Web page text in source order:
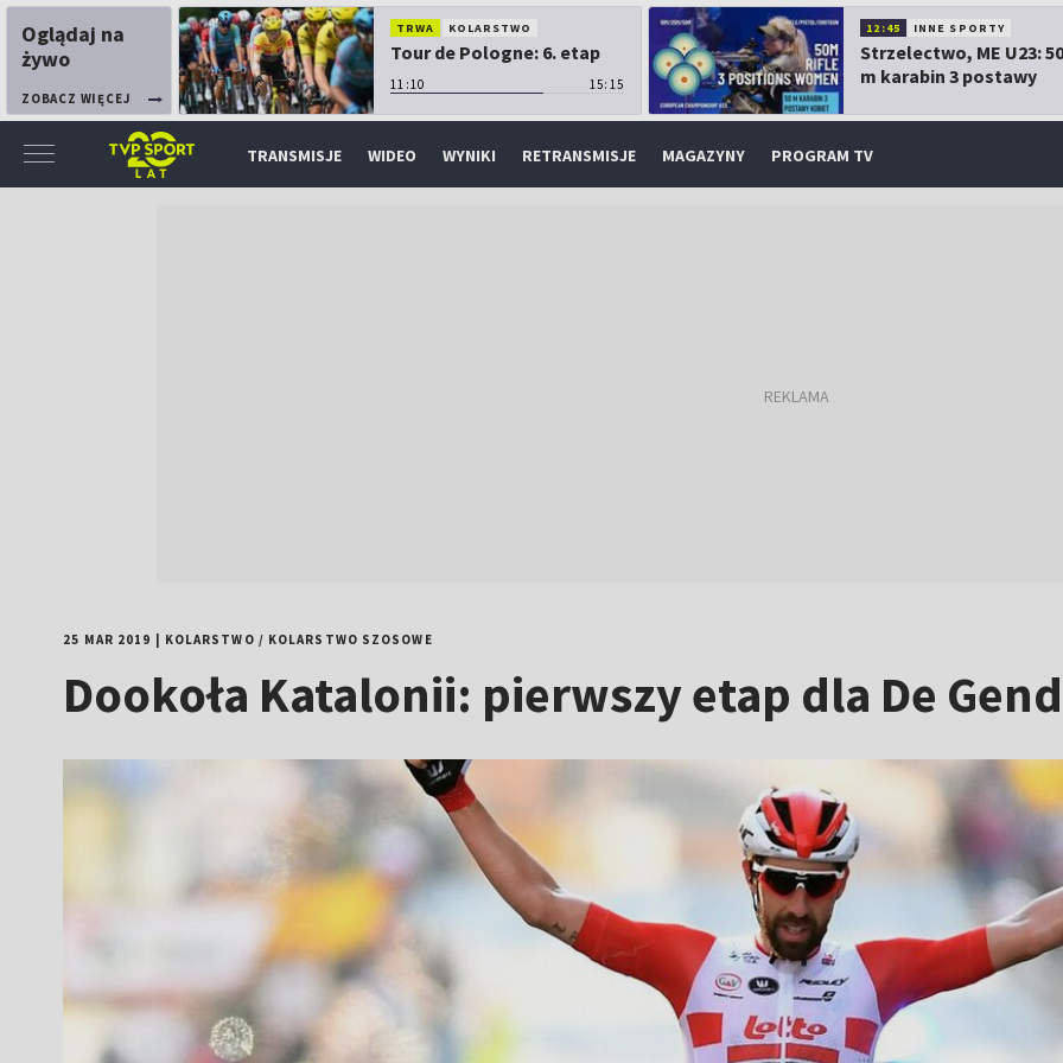
Oglądaj na
żywo
ZOBACZ WIĘCEJ
TRWA KOLARSTWO
Tour de Pologne: 6. etap
11:10 15:15
12:45 INNE SPORTY
Strzelectwo, ME U23:
m karabin 3 postawy
TRANSMISJE WIDEO WYNIKI RETRANSMISJE MAGAZYNY PROGRAM TV
25 MAR 2019 KOLARSTWO / KOLARSTWO SZOSOWE
Dookoła Katalonii: pierwszy etap dla De